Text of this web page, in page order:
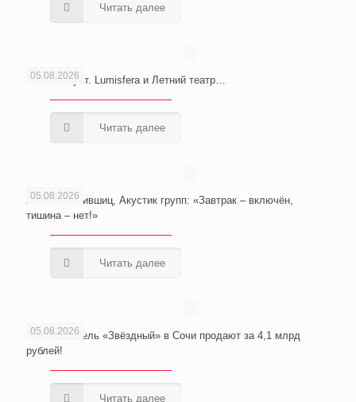
Читать далее
05.08.2026
Сочи. Август. Lumisfera и Летний театр…
Читать далее
05.08.2026
Анатолий Лившиц, Акустик групп: «Завтрак – включён,
тишина – нет!»
Читать далее
05.08.2026
Wellness-отель «Звёздный» в Сочи продают за 4,1 млрд
рублей!
Читать далее